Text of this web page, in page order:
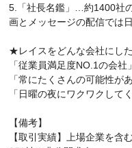
5.「社長名鑑」…約1400社
画とメッセージの配信では
★レイスをどんな会社にし
「従業員満足度NO.1の会社」
「常にたくさんの可能性が
「日曜の夜にワクワクして
【備考】
【取引実績】上場企業を含